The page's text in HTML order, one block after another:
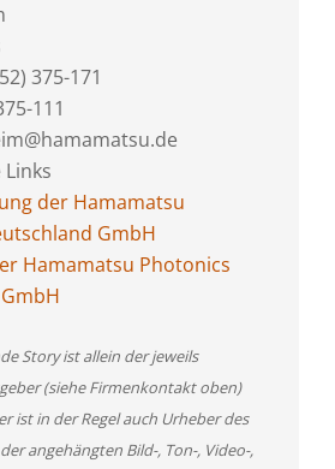
375-171
111
der Hamamatsu
GmbH
Hamamatsu Photonics
Story ist allein der jeweils
(siehe Firmenkontakt oben)
ist in der Regel auch Urheber des
angehängten Bild-, Ton-, Video-,